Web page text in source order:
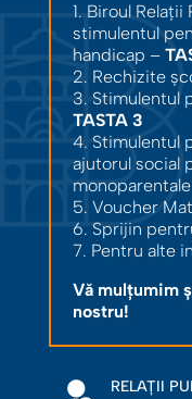
1. Biroul
stimulentul
handicap –
2. Rechizite
3. Stimulentul
TASTA 3
4. Stimulentul
ajutorul social
5. Voucher
6. Sprijin
7. Pentru alte
Vă mulțumim
nostru!
RELAȚII